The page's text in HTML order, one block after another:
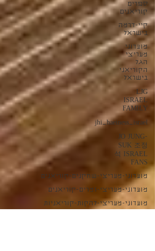
ספרים
קוריאנים
קיי-דרמה
בישראל
מועדוני
מעריצי
הגל
הקוריאני
בישראל
LJG
ISRAEL
FAMILY
jhi_haeiness_israel
JO JUNG-
SUK 조정
석 ISRAEL
FANS
מועדוני-מעריצי-שחקנים-קוריאנים
מועדוני-מעריצי-זמרים-קוריאנים
מועדוני-מעריצי-להקות-קוריאניות